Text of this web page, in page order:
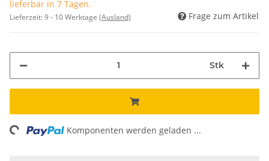
lieferbar in 7 Tagen.
Lieferzeit:9 - 10 Werktage (Ausland) Frage zum Artikel
Stk
Komponenten werden geladen ...